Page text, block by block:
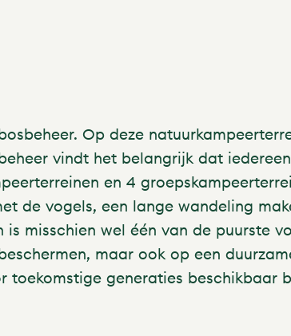
Op deze
vindt het belangrijk dat
en 4
de vogels, een lange wandeling
misschien wel één van de puurste
maar ook op een
toekomstige generaties beschikbaar